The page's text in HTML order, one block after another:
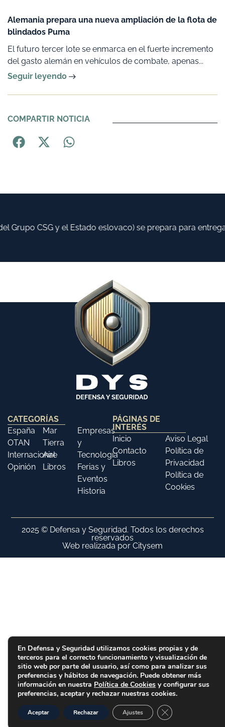
Alemania prepara una nueva ampliación de la flota de
blindados Puma
El futuro tercer lote se enmarca en el fuerte incremento
del gasto alemán en vehículos de combate, apenas...
Seguir leyendo
COMPARTIR NOTICIA
Grupo CSG y el Estado eslovaco) se prepara para
CATEGORÍAS
España
OTAN
Internacional
Opinión
Mar
Tierra
Aire
Libros
Empresas
y
Tecnología
Ferias y
Eventos
Historia
PÁGINAS DE
INTERÉS
Inicio
Contacto
Libros
Aviso Legal
Política de
Privacidad
Política de
Cookies
2025 © Defensa y Seguridad. Todos los derechos
reservados
Web realizada por Citysem
En Defensa y Seguridad utilizamos cookies propias y de
terceros para el correcto funcionamiento y visualización de
sitio web por parte del usuario, así como para analizar sus
preferencias y hábitos de navegación. Puede obtener más
información en nuestra Política de Cookies y configurar sus
preferencias, aceptar y rechazar nuestras cookies.
Aceptar Rechazar Ajustes Cerrar el banner